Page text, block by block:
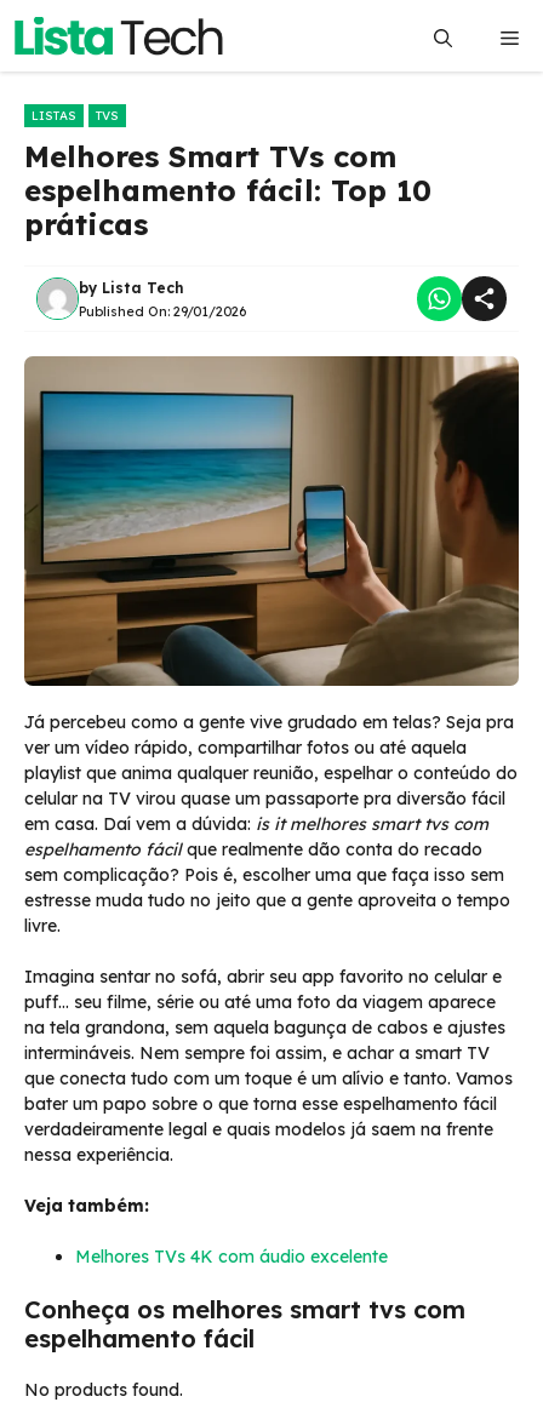
Pular
o
LISTAS TVS
Melhores Smart TVs com
espelhamento fácil: Top 10
práticas
by Lista Tech
Published On: 29/01/2026
Já percebeu como a gente vive grudado em telas? Seja pra
ver um vídeo rápido, compartilhar fotos ou até aquela
playlist que anima qualquer reunião, espelhar o conteúdo do
celular na TV virou quase um passaporte pra diversão fácil
em casa. Daí vem a dúvida: is it melhores smart tvs com
espelhamento fácilque realmente dão conta do recado
sem complicação? Pois é, escolher uma que faça isso sem
estresse muda tudo no jeito que a gente aproveita o tempo
livre.
Imagina sentar no sofá, abrir seu app favorito no celular e
puff… seu filme, série ou até uma foto da viagem aparece
na tela grandona, sem aquela bagunça de cabos e ajustes
intermináveis. Nem sempre foi assim, e achar a smart TV
que conecta tudo com um toque é um alívio e tanto. Vamos
bater um papo sobre o que torna esse espelhamento fácil
verdadeiramente legal e quais modelos já saem na frente
nessa experiência.
Veja também:
Melhores TVs 4K com áudio excelente
Conheça os melhores smart tvs com
espelhamento fácil
No products found.